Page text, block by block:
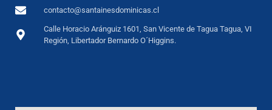
contacto@santainesdominicas.cl
Calle Horacio Aránguiz 1601, San Vicente de Tagua Tagua, VI
Región, Libertador Bernardo O´Higgins.